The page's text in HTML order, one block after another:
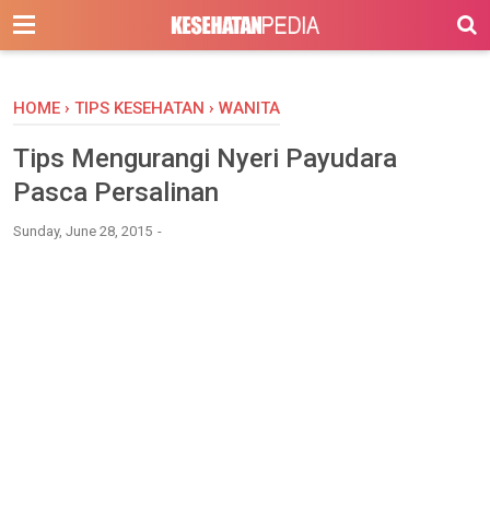
-->
HOME › TIPS KESEHATAN › WANITA
Tips Mengurangi Nyeri Payudara
Pasca Persalinan
Sunday, June 28, 2015